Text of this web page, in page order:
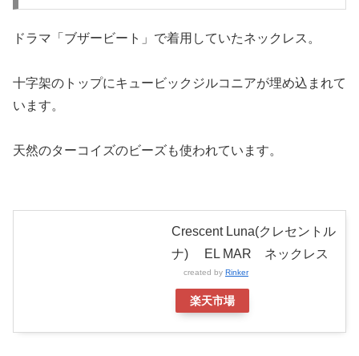
ドラマ「ブザービート」で着用していたネックレス。
十字架のトップにキュービックジルコニアが埋め込まれて
います。
天然のターコイズのビーズも使われています。
Crescent Luna(クレセントル
ナ) EL MAR ネックレス
created by Rinker
楽天市場